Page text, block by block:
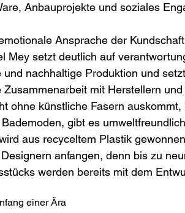
Anbauprojekte und soziales
Ansprache der
Mey setzt deutlich auf
und nachhaltige Produktion und
mit Herstellern
ohne künstliche Fasern
gibt es
aus recyceltem Plastik
anfangen, denn bis zu
werden bereits mit dem
einer Ära